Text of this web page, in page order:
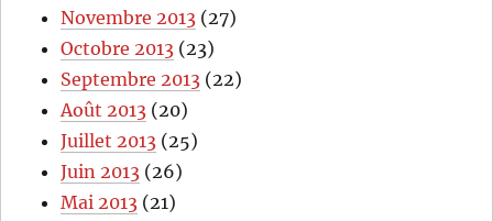
Novembre 2013 (27)
Octobre 2013 (23)
Septembre 2013 (22)
Août 2013 (20)
Juillet 2013 (25)
Juin 2013 (26)
Mai 2013 (21)